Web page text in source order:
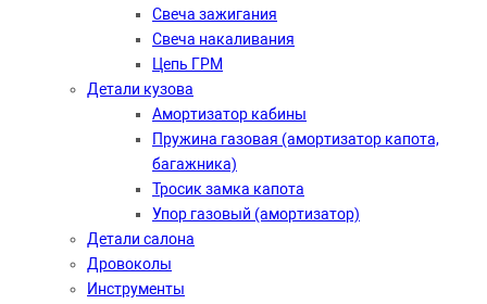
Свеча зажигания
Свеча накаливания
Цепь ГРМ
Детали кузова
Амортизатор кабины
Пружина газовая (амортизатор капота,
багажника)
Тросик замка капота
Упор газовый (амортизатор)
Детали салона
Дровоколы
Инструменты